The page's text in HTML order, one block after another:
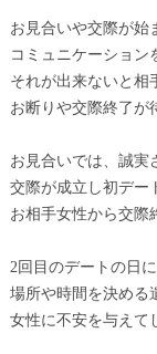
お見合いや交際が始
コミュニケーション
それが出来ないと相
お断りや交際終了が
お見合いでは、誠実
交際が成立し初デー
お相手女性から交際
2回目のデートの日
場所や時間を決める
女性に不安を与えて